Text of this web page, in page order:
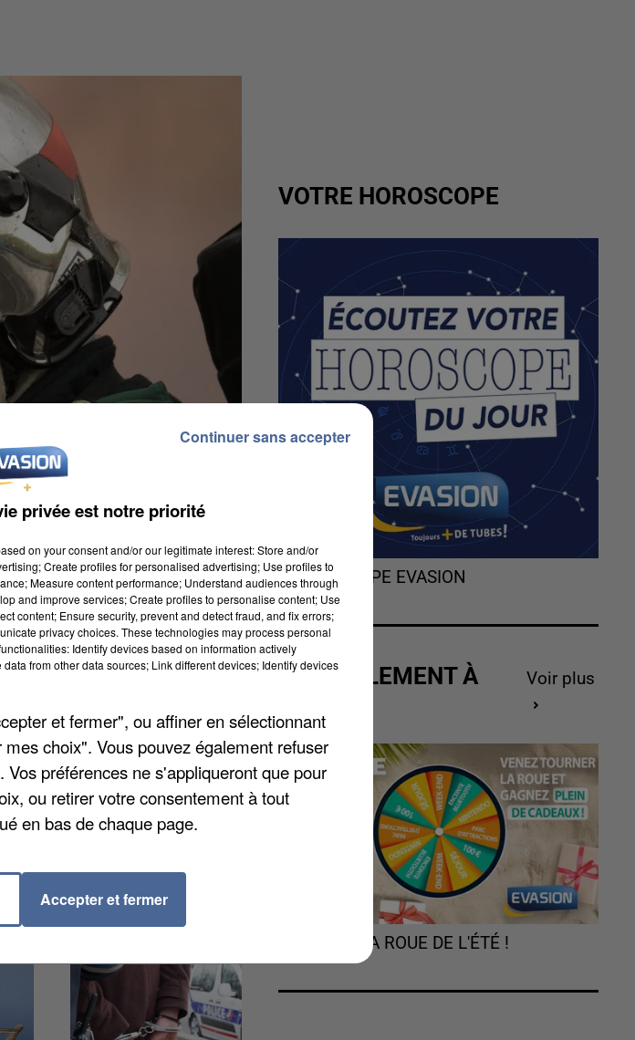
Deux-Jumeaux, a été la proie
flammes, de manière
voulu réapprovisionner son
Le feu a pris
La propriétaire des lieux a
de fumée.
VOTRE HOROSCOPE
L'HOROSCOPE EVASION
ACTUELLEMENT À
Voir plus
TOURNEZ LA ROUE DE L'ÉTÉ !
privée est notre priorité
on your consent and/or our legitimate interest: Store and/or
Create profiles for personalised advertising; Use profiles to
Measure content performance; Understand audiences through
and improve services; Create profiles to personalise content; Use
content; Ensure security, prevent and detect fraud, and fix errors;
privacy choices. These technologies may process personal
Identify devices based on information actively
from other data sources; Link different devices; Identify devices
et fermer", ou affiner en sélectionnant
choix". Vous pouvez également refuser
préférences ne s'appliqueront que pour
ou retirer votre consentement à tout
en bas de chaque page.
Accepter et fermer
Continuer sans accepter